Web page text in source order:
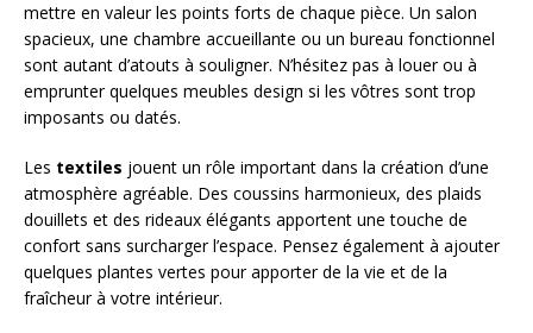
mettre en valeur les points forts de chaque pièce. Un salon
spacieux, une chambre accueillante ou un bureau fonctionnel
sont autant d’atouts à souligner. N’hésitez pas à louer ou à
emprunter quelques meubles design si les vôtres sont trop
imposants ou datés.
Les textiles jouent un rôle important dans la création d’une
atmosphère agréable. Des coussins harmonieux, des plaids
douillets et des rideaux élégants apportent une touche de
confort sans surcharger l’espace. Pensez également à ajouter
quelques plantes vertes pour apporter de la vie et de la
fraîcheur à votre intérieur.